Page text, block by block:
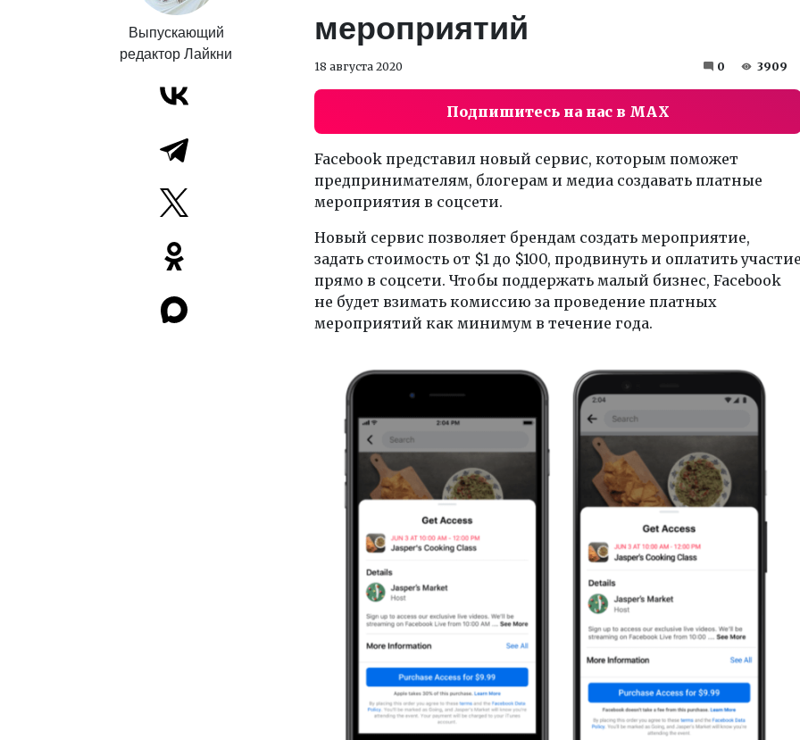
Выпускающий
редактор Лайкни
мероприятий
18 августа 2020 0 3909
Подпишитесь на нас в MAX
Facebook представил новый сервис, которым поможет
предпринимателям, блогерам и медиа создавать платные
мероприятия в соцсети.
Новый сервис позволяет брендам создать мероприятие,
задать стоимость от $1 до $100, продвинуть и оплатить участие
прямо в соцсети. Чтобы поддержать малый бизнес, Facebook
не будет взимать комиссию за проведение платных
мероприятий как минимум в течение года.